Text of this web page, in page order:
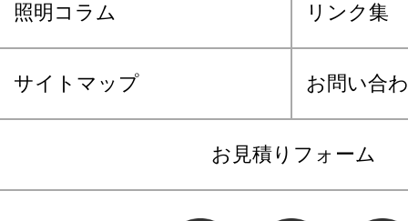
照明コラム リンク集
サイトマップ お問い合
お見積りフォーム